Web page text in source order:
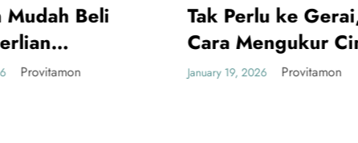
UMUM
Tak Perlu ke Gerai, Ini
Cara Mengukur Cincin
Sendiri yang Akurat
January 19, 2026
UMUM